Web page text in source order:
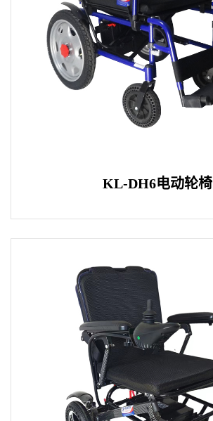
KL-DH6电动轮椅